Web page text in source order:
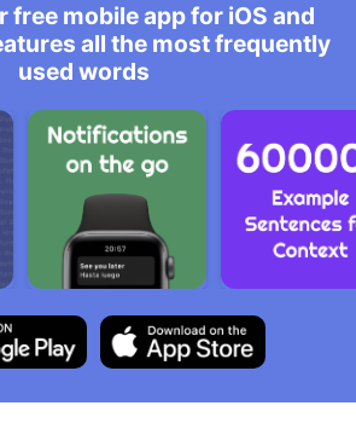
free mobile app for iOS and
all the most frequently
used words